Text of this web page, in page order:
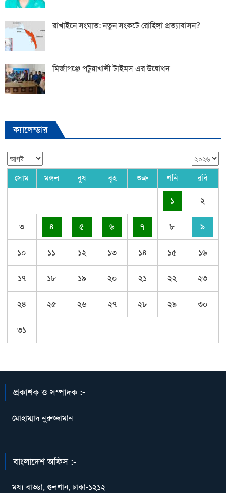
রাখাইনে সংঘাত: নতুন সংকটে রোহিঙ্গা প্রত্যাবাসন?
মির্জাগঞ্জে পটুয়াখালী টাইমস এর উদ্বোধন
ক্যালেন্ডার
সোম মঙ্গল বুধ বৃহ শুক্র শনি রবি
১ ২
৩ ৪ ৫ ৬ ৭ ৮ ৯
১০ ১১ ১২ ১৩ ১৪ ১৫ ১৬
১৭ ১৮ ১৯ ২০ ২১ ২২ ২৩
২৪ ২৫ ২৬ ২৭ ২৮ ২৯ ৩০
৩১
প্রকাশক ও সম্পাদক :-
মোহাম্মাদ নুরুজ্জামান
বাংলাদেশ অফিস :-
মধ্য বাড্ডা, গুলশান, ঢাকা-১২১২